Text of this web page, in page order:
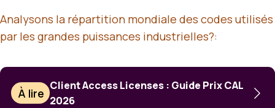
Analysons la répartition mondiale des codes utilisés
par les grandes puissances industrielles?:
À lire
Client Access Licenses : Guide Prix CAL
2026